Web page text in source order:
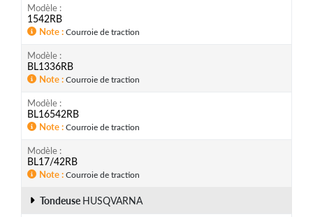
Modèle
1542RB
Note Courroie de traction
Modèle
BL1336RB
Note Courroie de traction
Modèle
BL16542RB
Note Courroie de traction
Modèle
BL17/42RB
Note Courroie de traction
Tondeuse HUSQVARNA